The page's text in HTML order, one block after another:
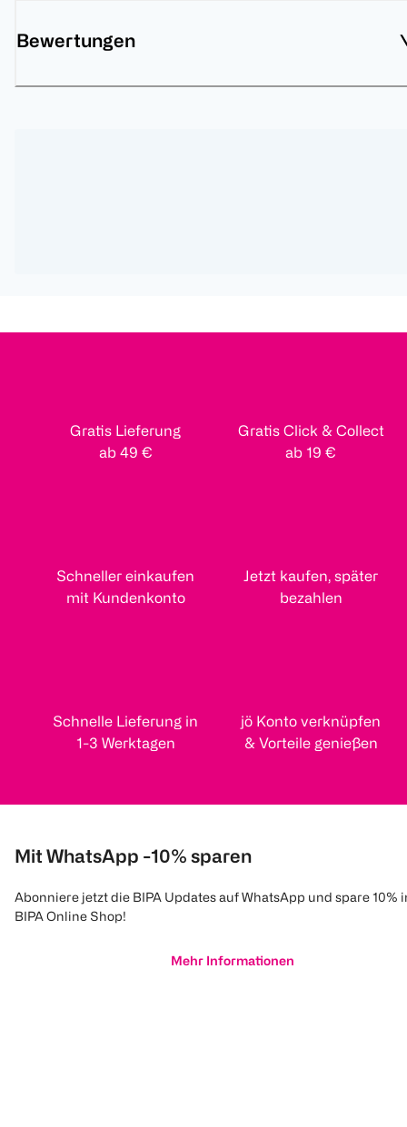
Bewertungen
Gratis Lieferung
ab 49 €
Gratis Click & Collect
ab 19 €
Schneller einkaufen
mit Kundenkonto
Jetzt kaufen, später
bezahlen
Schnelle Lieferung in
1-3 Werktagen
jö Konto verknüpfen
& Vorteile genießen
Mit WhatsApp -10% sparen
Abonniere jetzt die BIPA Updates auf WhatsApp und spare 10%
BIPA Online Shop!
Mehr Informationen